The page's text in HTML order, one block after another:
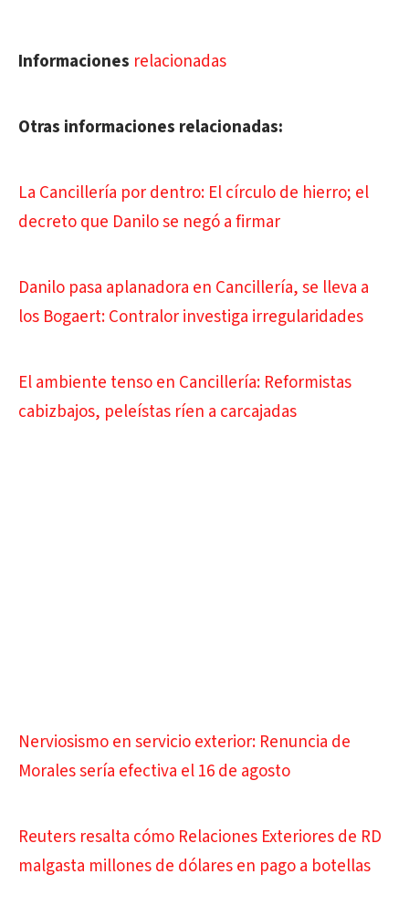
Informaciones relacionadas
Otras informaciones relacionadas:
La Cancillería por dentro: El círculo de hierro; el
decreto que Danilo se negó a firmar
Danilo pasa aplanadora en Cancillería, se lleva a
los Bogaert: Contralor investiga irregularidades
El ambiente tenso en Cancillería: Reformistas
cabizbajos, peleístas ríen a carcajadas
Nerviosismo en servicio exterior: Renuncia de
Morales sería efectiva el 16 de agosto
Reuters resalta cómo Relaciones Exteriores de RD
malgasta millones de dólares en pago a botellas